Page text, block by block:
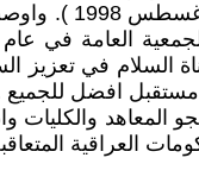
قدمها
السلام في
افضل للجميع
المعاهد